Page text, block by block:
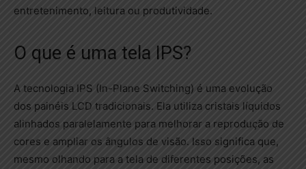
entretenimento, leitura ou produtividade.
O que é uma tela IPS?
A tecnologia IPS (In-Plane Switching) é uma evolução
dos painéis LCD tradicionais. Ela utiliza cristais líquidos
alinhados paralelamente para melhorar a reprodução de
cores e ampliar os ângulos de visão. Isso significa que,
mesmo olhando para a tela de diferentes posições, as